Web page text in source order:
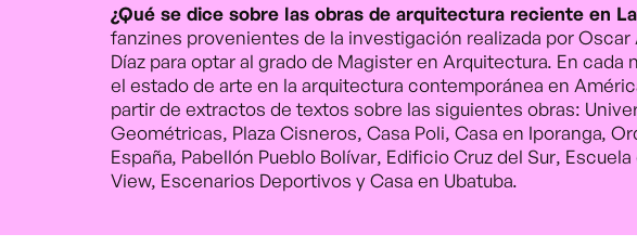
¿Qué se dice sobre las obras de arquitectura reciente en
fanzines provenientes de la investigación realizada por
Díaz para optar al grado de Magister en Arquitectura. En
el estado de arte en la arquitectura contemporánea en
partir de extractos de textos sobre las siguientes obras:
Geométricas, Plaza Cisneros, Casa Poli, Casa en Iporanga,
España, Pabellón Pueblo Bolívar, Edificio Cruz del Sur,
View, Escenarios Deportivos y Casa en Ubatuba.